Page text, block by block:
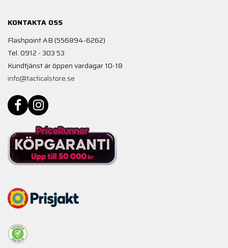
KONTAKTA OSS
Flashpoint AB (556894-6262)
Tel. 0912 - 303 53
Kundtjänst är öppen vardagar 10-18
info@tacticalstore.se